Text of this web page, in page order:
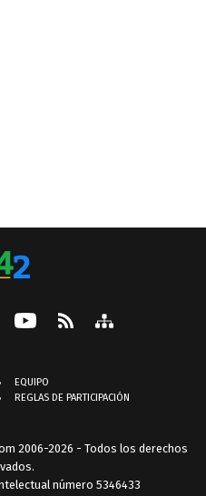
EQUIPO
REGLAS DE PARTICIPACIÓN
2006-2026 - Todos los derechos
número 5346433